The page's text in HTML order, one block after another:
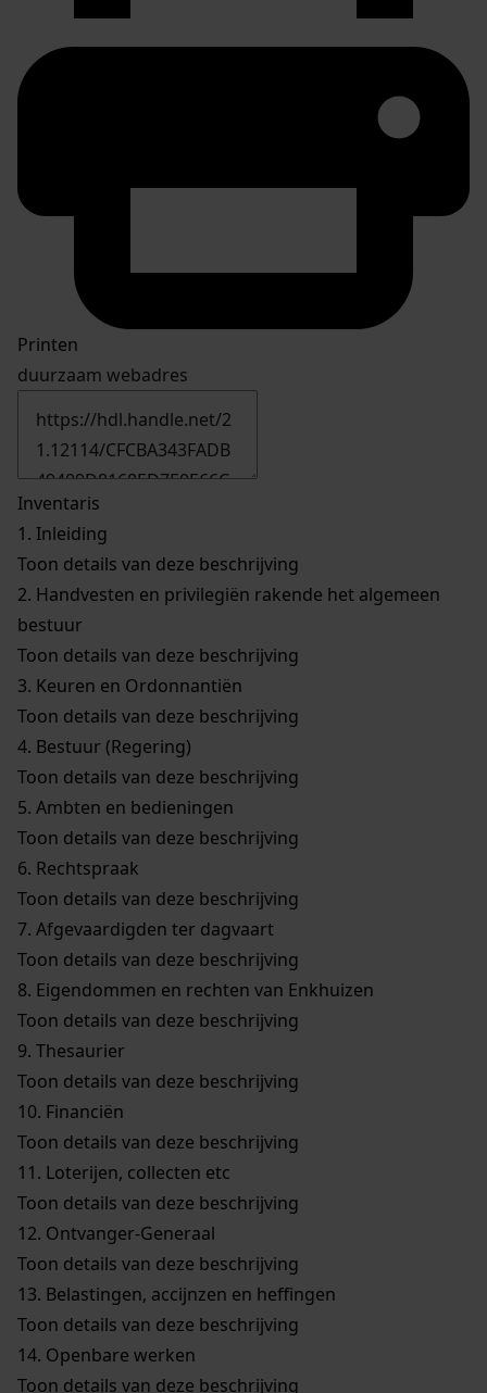
Printen
duurzaam webadres
Inventaris
1. Inleiding
Toon details van deze beschrijving
2. Handvesten en privilegiën rakende het algemeen
bestuur
Toon details van deze beschrijving
3. Keuren en Ordonnantiën
Toon details van deze beschrijving
4. Bestuur (Regering)
Toon details van deze beschrijving
5. Ambten en bedieningen
Toon details van deze beschrijving
6. Rechtspraak
Toon details van deze beschrijving
7. Afgevaardigden ter dagvaart
Toon details van deze beschrijving
8. Eigendommen en rechten van Enkhuizen
Toon details van deze beschrijving
9. Thesaurier
Toon details van deze beschrijving
10. Financiën
Toon details van deze beschrijving
11. Loterijen, collecten etc
Toon details van deze beschrijving
12. Ontvanger-Generaal
Toon details van deze beschrijving
13. Belastingen, accijnzen en heffingen
Toon details van deze beschrijving
14. Openbare werken
Toon details van deze beschrijving